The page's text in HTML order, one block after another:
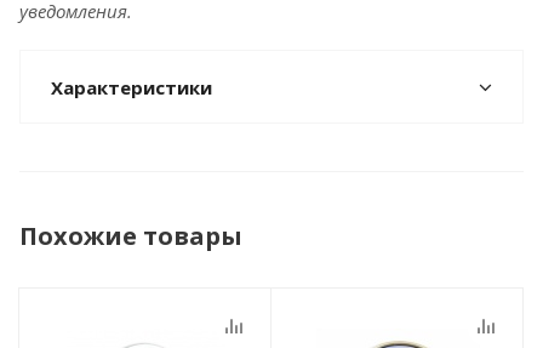
уведомления.
Характеристики
Похожие товары